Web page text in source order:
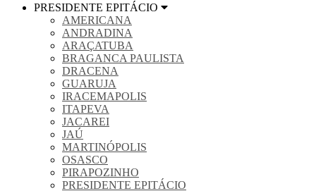
PRESIDENTE EPITÁCIO
AMERICANA
ANDRADINA
ARAÇATUBA
BRAGANCA PAULISTA
DRACENA
GUARUJA
IRACEMAPOLIS
ITAPEVA
JACAREI
JAÚ
MARTINÓPOLIS
OSASCO
PIRAPOZINHO
PRESIDENTE EPITÁCIO